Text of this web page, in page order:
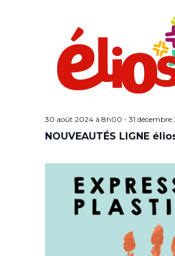
30 août 2024 à 8h00 - 31
NOUVEAUTÉS LIGNE